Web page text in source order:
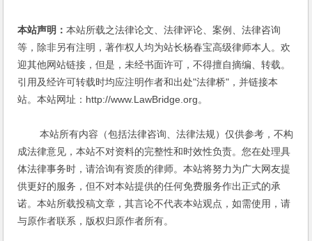
本站声明：本站所载之法律论文、法律评论、案例、法律咨询
等，除非另有注明，著作权人均为站长杨春宝高级律师本人。欢
迎其他网站链接，但是，未经书面许可，不得擅自摘编、转载。
引用及经许可转载时均应注明作者和出处"法律桥"，并链接本
站。本站网址：http://www.LawBridge.org。
本站所有内容（包括法律咨询、法律法规）仅供参考，不构
成法律意见，本站不对资料的完整性和时效性负责。您在处理具
体法律事务时，请洽询有资质的律师。本站将努力为广大网友提
供更好的服务，但不对本站提供的任何免费服务作出正式的承
诺。本站所载投稿文章，其言论不代表本站观点，如需使用，请
与原作者联系，版权归原作者所有。